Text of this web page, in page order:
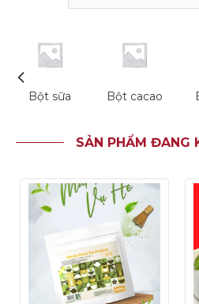
Bột cacao
Bột sữa
SẢN PHẨM ĐANG